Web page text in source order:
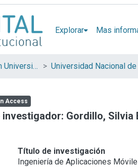
Explorar Mas
Investigadores en Universidades Nacionales de la provincia de Buenos Aires
Access
Gordillo, Silvia
Título de investigación
Ingeniería de Aplicaciones